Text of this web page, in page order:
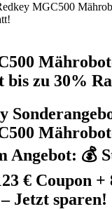
MGC500
bis zu 30%
Angebot: 💰
€ Coupon +
Jetzt sparen!